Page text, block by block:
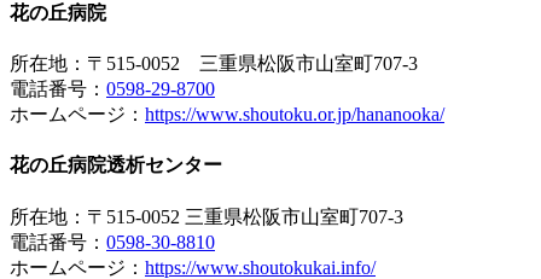
花の丘病院
所在地：〒515-0052 三重県松阪市山室町707-3
電話番号： 0598-29-8700
ホームページ： https://www.shoutoku.or.jp/hananooka/
花の丘病院透析センター
所在地：〒515-0052 三重県松阪市山室町707-3
電話番号： 0598-30-8810
ホームページ： https://www.shoutokukai.info/